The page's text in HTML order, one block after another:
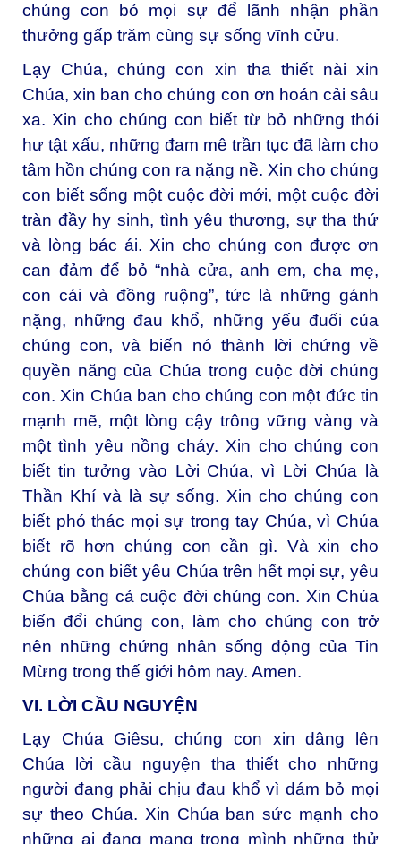
chúng con bỏ mọi sự để lãnh nhận phần
thưởng gấp trăm cùng sự sống vĩnh cửu.
Lạy Chúa, chúng con xin tha thiết nài xin
Chúa, xin ban cho chúng con ơn hoán cải sâu
xa. Xin cho chúng con biết từ bỏ những thói
hư tật xấu, những đam mê trần tục đã làm cho
tâm hồn chúng con ra nặng nề. Xin cho chúng
con biết sống một cuộc đời mới, một cuộc đời
tràn đầy hy sinh, tình yêu thương, sự tha thứ
và lòng bác ái. Xin cho chúng con được ơn
can đảm để bỏ “nhà cửa, anh em, cha mẹ,
con cái và đồng ruộng”, tức là những gánh
nặng, những đau khổ, những yếu đuối của
chúng con, và biến nó thành lời chứng về
quyền năng của Chúa trong cuộc đời chúng
con. Xin Chúa ban cho chúng con một đức tin
mạnh mẽ, một lòng cậy trông vững vàng và
một tình yêu nồng cháy. Xin cho chúng con
biết tin tưởng vào Lời Chúa, vì Lời Chúa là
Thần Khí và là sự sống. Xin cho chúng con
biết phó thác mọi sự trong tay Chúa, vì Chúa
biết rõ hơn chúng con cần gì. Và xin cho
chúng con biết yêu Chúa trên hết mọi sự, yêu
Chúa bằng cả cuộc đời chúng con. Xin Chúa
biến đổi chúng con, làm cho chúng con trở
nên những chứng nhân sống động của Tin
Mừng trong thế giới hôm nay. Amen.
VI. LỜI CẦU NGUYỆN
Lạy Chúa Giêsu, chúng con xin dâng lên
Chúa lời cầu nguyện tha thiết cho những
người đang phải chịu đau khổ vì dám bỏ mọi
sự theo Chúa. Xin Chúa ban sức mạnh cho
những ai đang mang trong mình những thử